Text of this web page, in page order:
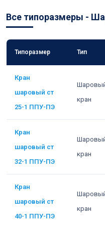
Все типоразмеры -
Типоразмер Тип
Кран
шаровый ст
25-1 ППУ-ПЭ
кран
Кран
шаровый ст
32-1 ППУ-ПЭ
кран
Кран
шаровый ст
40-1 ППУ-ПЭ
кран